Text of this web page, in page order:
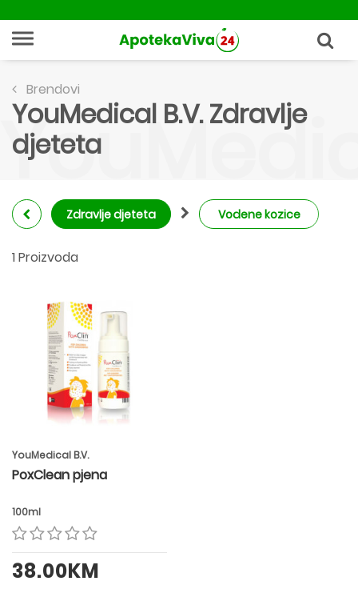
Brendovi
YouMedical B.V. Zdravlje
djeteta
Zdravlje djeteta Vodene kozice
1 Proizvoda
YouMedical B.V.
PoxClean pjena
100ml
38.00KM